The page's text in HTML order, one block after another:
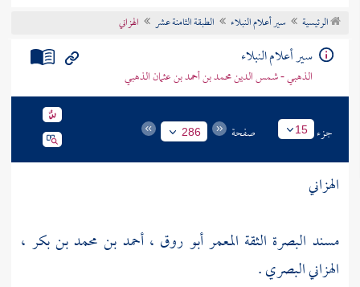
تراجم الأعلام
الرئيسية سير أعلام النبلاء الطبقة الثامنة عشر الهزاني
سير أعلام النبلاء
الذهبي - شمس الدين محمد بن أحمد بن عثمان الذهبي
جزء 15 صفحة 286
الهزاني
مسند البصرة الثقة المعمر أبو روق ، أحمد بن محمد بن بكر ،
الهزاني البصري .